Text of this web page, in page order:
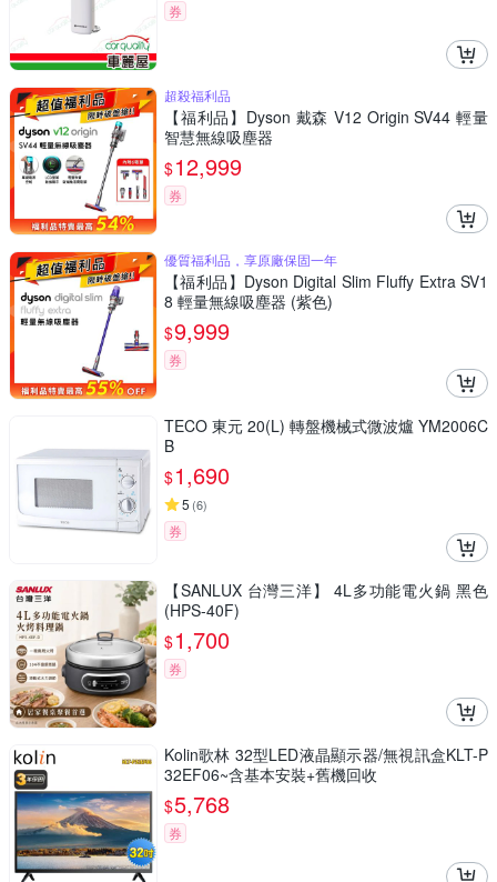
券
超殺福利品
【福利品】Dyson 戴森 V12 Origin SV44 輕量
智慧無線吸塵器
$12,999
券
優質福利品，享原廠保固一年
【福利品】Dyson Digital Slim Fluffy Extra SV1
8 輕量無線吸塵器 (紫色)
$9,999
券
TECO 東元 20(L) 轉盤機械式微波爐 YM2006C
B
$1,690
5 (6)
券
【SANLUX 台灣三洋】 4L多功能電火鍋 黑色
(HPS-40F)
$1,700
券
Kolin歌林 32型LED液晶顯示器/無視訊盒KLT-P
32EF06~含基本安裝+舊機回收
$5,768
券